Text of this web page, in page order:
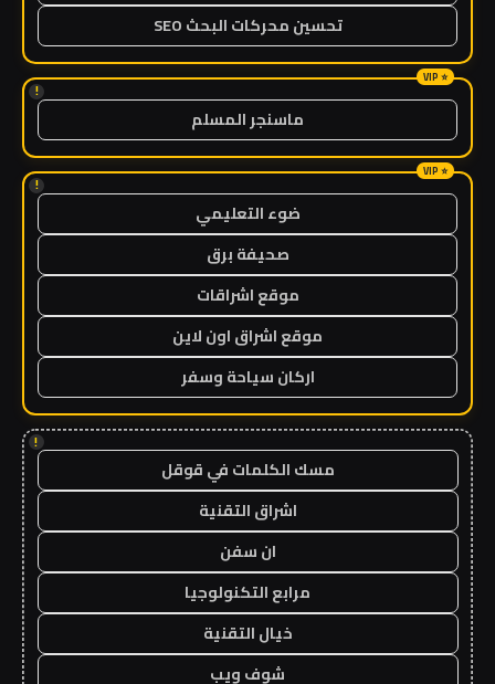
تحسين محركات البحث SEO
!
ماسنجر المسلم
!
ضوء التعليمي
صحيفة برق
موقع اشراقات
موقع اشراق اون لاين
اركان سياحة وسفر
!
مسك الكلمات في قوقل
اشراق التقنية
ان سفن
مرابع التكنولوجيا
خيال التقنية
شوف ويب